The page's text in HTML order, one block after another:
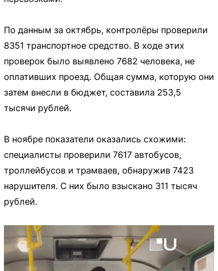
По данным за октябрь, контролёры проверили
8351 транспортное средство. В ходе этих
проверок было выявлено 7682 человека, не
оплативших проезд. Общая сумма, которую они
затем внесли в бюджет, составила 253,5
тысячи рублей.
В ноябре показатели оказались схожими:
специалисты проверили 7617 автобусов,
троллейбусов и трамваев, обнаружив 7423
нарушителя. С них было взыскано 311 тысяч
рублей.